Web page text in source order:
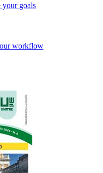
your goals
workflow